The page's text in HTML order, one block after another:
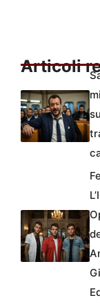
Articoli